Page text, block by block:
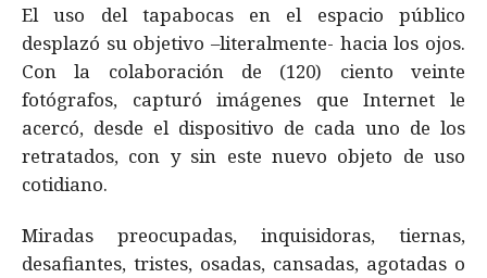
El uso del tapabocas en el espacio público
desplazó su objetivo –literalmente- hacia los ojos.
Con la colaboración de (120) ciento veinte
fotógrafos, capturó imágenes que Internet le
acercó, desde el dispositivo de cada uno de los
retratados, con y sin este nuevo objeto de uso
cotidiano.
Miradas preocupadas, inquisidoras, tiernas,
desafiantes, tristes, osadas, cansadas, agotadas o